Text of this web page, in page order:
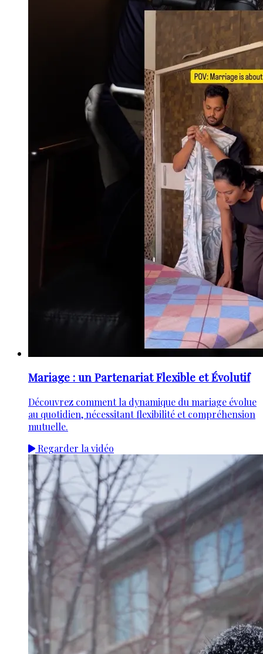
Mariage : un Partenariat Flexible et Évolutif
Découvrez comment la dynamique du mariage évolue
au quotidien, nécessitant flexibilité et compréhension
mutuelle.
Regarder la vidéo